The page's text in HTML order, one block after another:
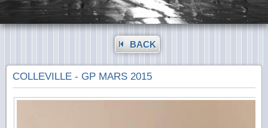
BACK
COLLEVILLE - GP MARS 2015